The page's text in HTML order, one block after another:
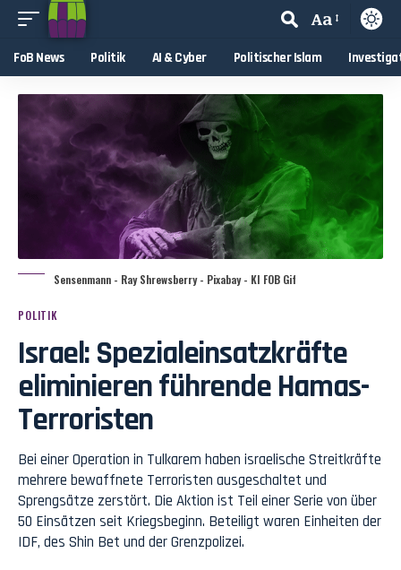
Aa
FoB News Politik AI & Cyber Politischer Islam
Sensenmann - Ray Shrewsberry - Pixabay - KI FOB Gif
POLITIK
Israel: Spezialeinsatzkräfte
eliminieren führende Hamas-
Terroristen
Bei einer Operation in Tulkarem haben israelische Streitkräfte
mehrere bewaffnete Terroristen ausgeschaltet und
Sprengsätze zerstört. Die Aktion ist Teil einer Serie von über
50 Einsätzen seit Kriegsbeginn. Beteiligt waren Einheiten der
IDF, des Shin Bet und der Grenzpolizei.